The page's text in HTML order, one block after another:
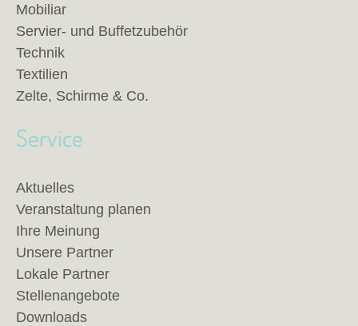
Mobiliar
Servier- und Buffetzubehör
Technik
Textilien
Zelte, Schirme & Co.
Service
Aktuelles
Veranstaltung planen
Ihre Meinung
Unsere Partner
Lokale Partner
Stellenangebote
Downloads